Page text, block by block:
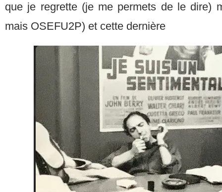
que je regrette (je me permets de le dire)
mais OSEFU2P) et cette dernière